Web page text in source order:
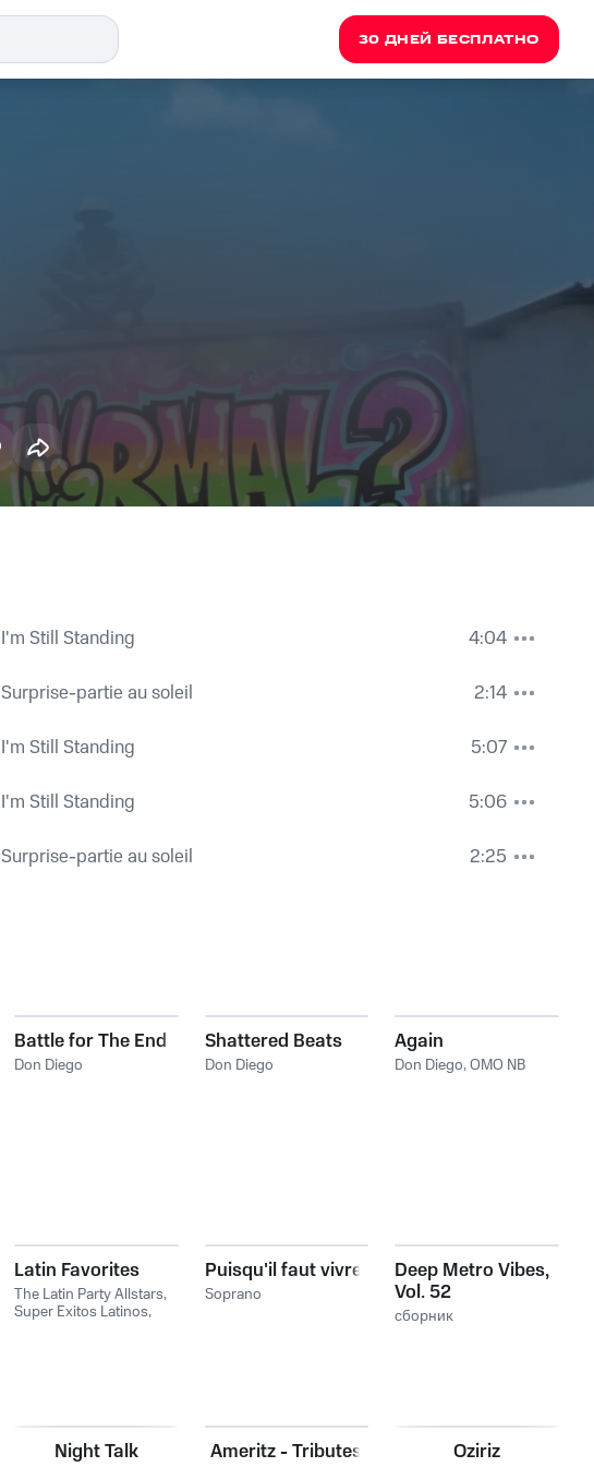
30 ДНЕЙ БЕСПЛАТНО
I'm Still Standing
4:04
Surprise-partie au soleil
2:14
I'm Still Standing
5:07
I'm Still Standing
5:06
Surprise-partie au soleil 2:25
Battle for The End
Don Diego
Shattered Beats
Don Diego
Again
Don Diego,OMO NB
Latin Favorites
The Latin Party Allstars,
Super Exitos Latinos,
Puisqu'il faut vivre
Soprano
Deep Metro Vibes,
Vol. 52
сборник
Night Talk Ameritz - Tributes Oziriz